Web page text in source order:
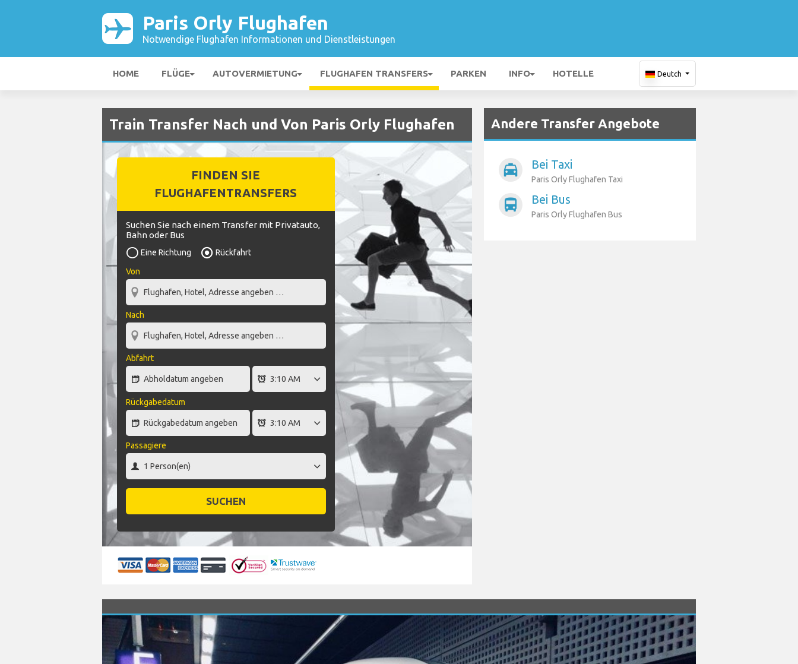
Paris Orly Flughafen
Notwendige Flughafen Informationen und Dienstleistungen
HOME FLÜGE AUTOVERMIETUNG FLUGHAFEN TRANSFERS PARKEN INFO HOTELLE Deutch
Train Transfer Nach und Von Paris Orly Flughafen
FINDEN SIE
FLUGHAFENTRANSFERS
Suchen Sie nach einem Transfer mit Privatauto,
Bahn oder Bus
Eine Richtung
Rückfahrt
Von
Nach
Abfahrt
Rückgabedatum
Passagiere
SUCHEN
Andere Transfer Angebote
local_taxi Bei Taxi
Paris Orly Flughafen Taxi
directions_bus Bei Bus
Paris Orly Flughafen Bus